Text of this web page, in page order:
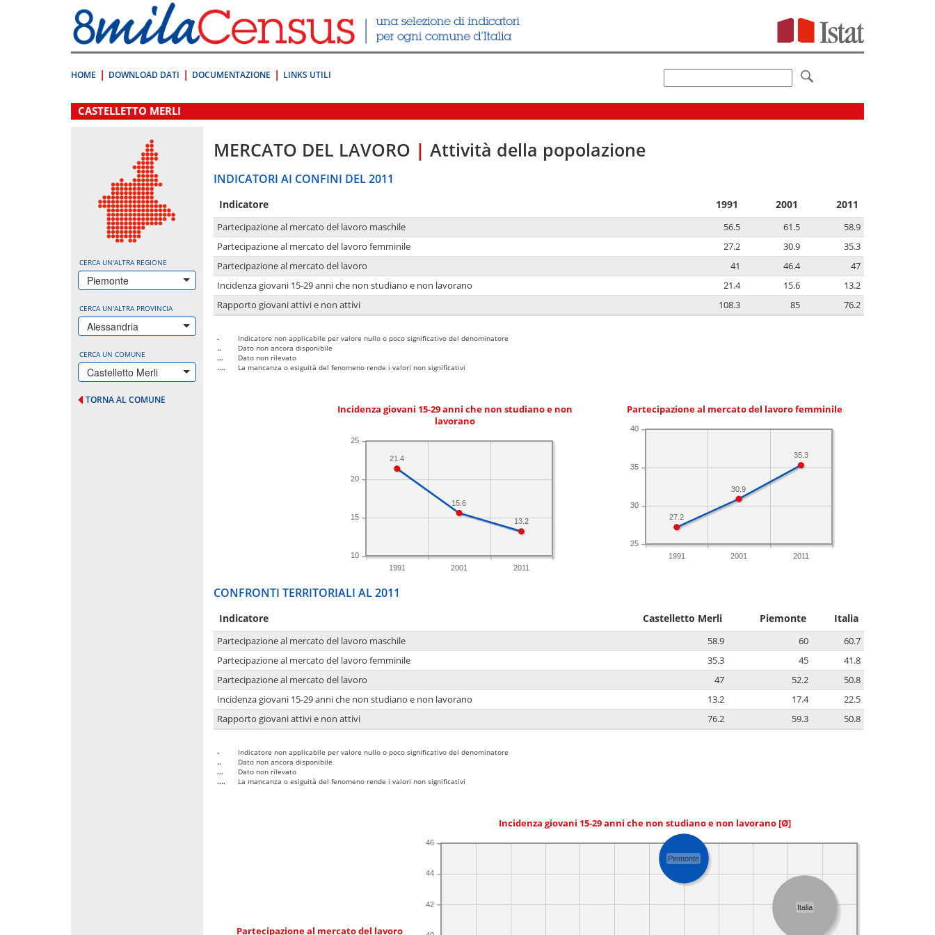
direttamente
a:
Contenuto
HOME DOWNLOAD DATI DOCUMENTAZIONE LINKS UTILI
.
CASTELLETTO MERLI
CERCA UN'ALTRA REGIONE
Piemonte
CERCA UN'ALTRA PROVINCIA
Alessandria
CERCA UN COMUNE
Castelletto Merli
TORNA AL COMUNE
MERCATO DEL LAVORO | Attività della popolazione
INDICATORI AI CONFINI DEL 2011
Indicatore 1991 2001 2011
Partecipazione al mercato del lavoro maschile 56.5 61.5
58.9
Partecipazione al mercato del lavoro femminile
27.2 30.9
35.3
Partecipazione al mercato del lavoro
41 46.4
47
Incidenza giovani 15-29 anni che non studiano e non lavorano
21.4 15.6
13.2
Rapporto giovani attivi e non attivi
108.3 85 76.2
-
Indicatore non applicabile per valore nullo o poco significativo del denominatore
..
Dato non ancora disponibile
...
Dato non rilevato
....
La mancanza o esiguità del fenomeno rende i valori non significativi
Incidenza giovani 15-29 anni che non studiano e non
lavorano
1991 2001 2011
10
15
20
25
13.2
15.6
21.4
Partecipazione al mercato del lavoro femminile
1991 2001 2011
25
30
35
40
35.3
30.9
27.2
CONFRONTI TERRITORIALI AL 2011
Indicatore Castelletto Merli Piemonte Italia
Partecipazione al mercato del lavoro maschile 58.9 60
60.7
Partecipazione al mercato del lavoro femminile
35.3 45
41.8
Partecipazione al mercato del lavoro
47 52.2
50.8
Incidenza giovani 15-29 anni che non studiano e non lavorano
13.2 17.4
22.5
Rapporto giovani attivi e non attivi
76.2 59.3 50.8
-
Indicatore non applicabile per valore nullo o poco significativo del denominatore
..
Dato non ancora disponibile
...
Dato non rilevato
....
La mancanza o esiguità del fenomeno rende i valori non significativi
Incidenza giovani 15-29 anni che non studiano e non lavorano [Ø]
Partecipazione al mercato del lavoro
42
44
46
Italia
Piemonte